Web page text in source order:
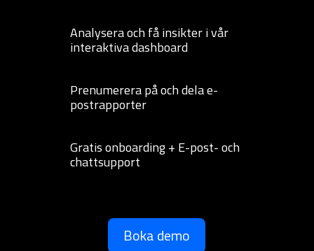
Analysera och få insikter i vår
interaktiva dashboard
Prenumerera på och dela e-
postrapporter
Gratis onboarding + E-post- och
chattsupport
Boka demo